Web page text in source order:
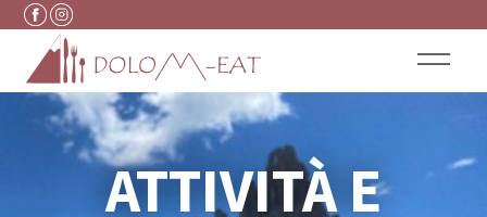
Vai al contenuto
ATTIVITÀ E